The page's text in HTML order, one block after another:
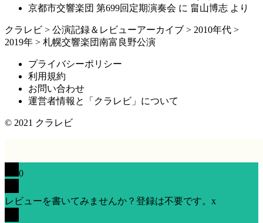
京都市交響楽団 第699回定期演奏会 に 畠山博志 より
クラレビ > 公演記録＆レビューアーカイブ > 2010年代 >
2019年 > 札幌交響楽団南富良野公演
プライバシーポリシー
利用規約
お問い合わせ
運営者情報と「クラレビ」について
© 2021 クラレビ
0
レビューを書いてみませんか？登録は不要です。 x